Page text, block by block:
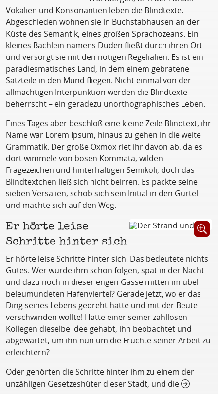
Vokalien und Konsonantien leben die Blindtexte.
Abgeschieden wohnen sie in Buchstabhausen an der
Küste des Semantik, eines großen Sprachozeans. Ein
kleines Bächlein namens Duden fließt durch ihren Ort
und versorgt sie mit den nötigen Regelialien. Es ist ein
paradiesmatisches Land, in dem einem gebratene
Satzteile in den Mund fliegen. Nicht einmal von der
allmächtigen Interpunktion werden die Blindtexte
beherrscht – ein geradezu unorthographisches Leben.
Eines Tages aber beschloß eine kleine Zeile Blindtext, ihr
Name war Lorem Ipsum, hinaus zu gehen in die weite
Grammatik. Der große Oxmox riet ihr davon ab, da es
dort wimmele von bösen Kommata, wilden
Fragezeichen und hinterhältigen Semikoli, doch das
Blindtextchen ließ sich nicht beirren. Es packte seine
sieben Versalien, schob sich sein Initial in den Gürtel
und machte sich auf den Weg.
Öffnet
Er hörte leise
Schritte hinter sich
Er hörte leise Schritte hinter sich. Das bedeutete nichts
Gutes. Wer würde ihm schon folgen, spät in der Nacht
und dazu noch in dieser engen Gasse mitten im übel
beleumundeten Hafenviertel? Gerade jetzt, wo er das
Ding seines Lebens gedreht hatte und mit der Beute
verschwinden wollte! Hatte einer seiner zahllosen
Kollegen dieselbe Idee gehabt, ihn beobachtet und
abgewartet, um ihn nun um die Früchte seiner Arbeit zu
erleichtern?
Oder gehörten die Schritte hinter ihm zu einem der
unzähligen Gesetzeshüter dieser Stadt, und die